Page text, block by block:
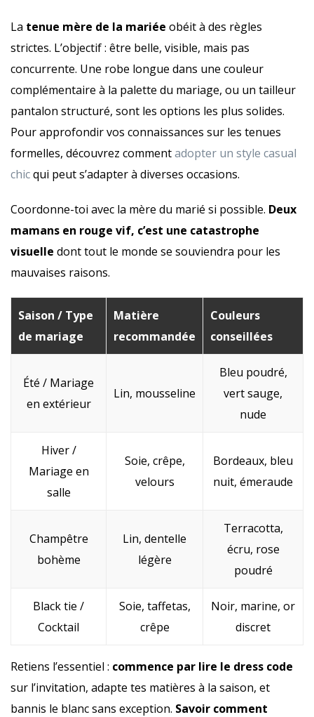
La tenue mère de la mariée obéit à des règles
strictes. L’objectif : être belle, visible, mais pas
concurrente. Une robe longue dans une couleur
complémentaire à la palette du mariage, ou un tailleur
pantalon structuré, sont les options les plus solides.
Pour approfondir vos connaissances sur les tenues
formelles, découvrez commentadopter un style casual
chicqui peut s’adapter à diverses occasions.
Coordonne-toi avec la mère du marié si possible. Deux
mamans en rouge vif, c’est une catastrophe
visuelle dont tout le monde se souviendra pour les
mauvaises raisons.
Saison / Type
de mariage
Matière
recommandée
Couleurs
conseillées
Été / Mariage
en extérieur
Lin, mousseline
Bleu poudré,
vert sauge,
nude
Hiver /
Mariage en
salle
Soie, crêpe,
velours
Bordeaux, bleu
nuit, émeraude
Champêtre
bohème
Lin, dentelle
légère
Terracotta,
écru, rose
poudré
Black tie /
Cocktail
Soie, taffetas,
crêpe
Noir, marine, or
discret
Retiens l’essentiel : commence par lire le dress code
sur l’invitation, adapte tes matières à la saison, et
bannis le blanc sans exception. Savoir comment